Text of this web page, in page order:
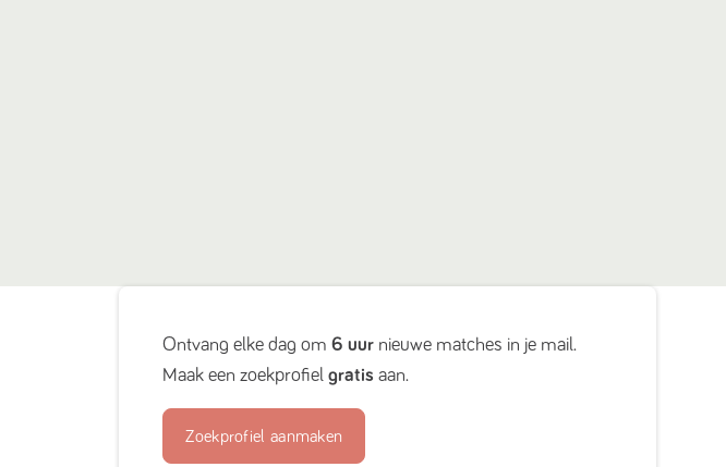
Ontvang elke dag om6 uur nieuwe matches in je mail.
Maak een zoekprofielgratis aan.
Zoekprofiel aanmaken